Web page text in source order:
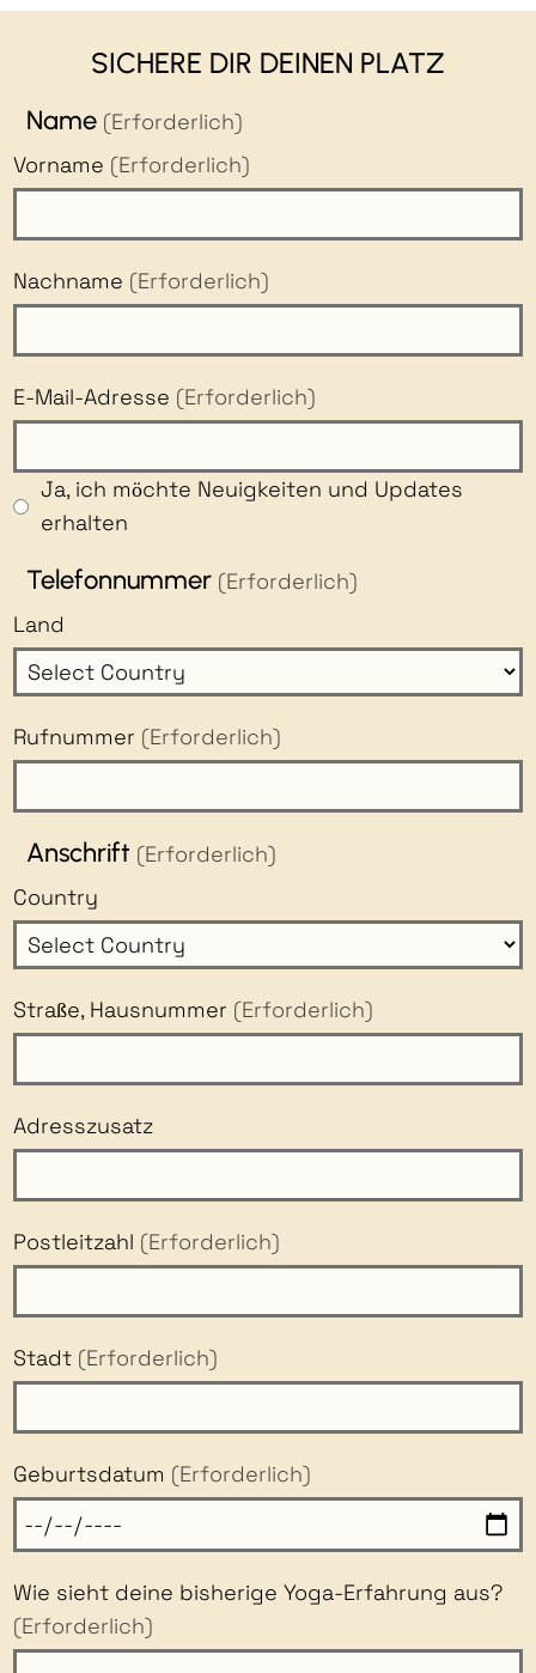
SICHERE DIR DEINEN PLATZ
Name (Erforderlich)
Vorname (Erforderlich)
Nachname (Erforderlich)
E-Mail-Adresse (Erforderlich)
Ja, ich möchte Neuigkeiten und Updates
erhalten
Telefonnummer (Erforderlich)
Land
Rufnummer (Erforderlich)
Anschrift (Erforderlich)
Country
Straße, Hausnummer (Erforderlich)
Adresszusatz
Postleitzahl (Erforderlich)
Stadt (Erforderlich)
Geburtsdatum (Erforderlich)
Wie sieht deine bisherige Yoga-Erfahrung aus?
(Erforderlich)